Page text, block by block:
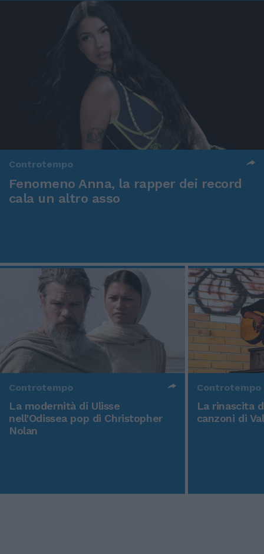
Controtempo
Fenomeno Anna, la rapper dei record
cala un altro asso
Controtempo
La modernità di Ulisse
nell'Odissea pop di Christopher
Nolan
Controtempo
La rinascita
canzoni di